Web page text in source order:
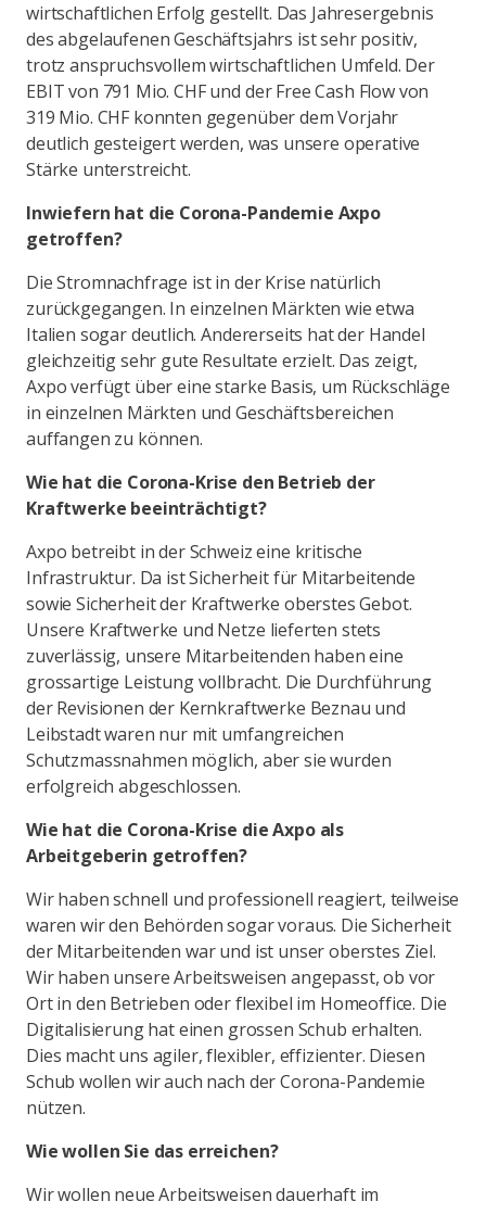
wirtschaftlichen Erfolg gestellt. Das Jahresergebnis
des abgelaufenen Geschäftsjahrs ist sehr positiv,
trotz anspruchsvollem wirtschaftlichen Umfeld. Der
EBIT von 791 Mio. CHF und der Free Cash Flow von
319 Mio. CHF konnten gegenüber dem Vorjahr
deutlich gesteigert werden, was unsere operative
Stärke unterstreicht.
Inwiefern hat die Corona-Pandemie Axpo
getroffen?
Die Stromnachfrage ist in der Krise natürlich
zurückgegangen. In einzelnen Märkten wie etwa
Italien sogar deutlich. Andererseits hat der Handel
gleichzeitig sehr gute Resultate erzielt. Das zeigt,
Axpo verfügt über eine starke Basis, um Rückschläge
in einzelnen Märkten und Geschäftsbereichen
auffangen zu können.
Wie hat die Corona-Krise den Betrieb der
Kraftwerke beeinträchtigt?
Axpo betreibt in der Schweiz eine kritische
Infrastruktur. Da ist Sicherheit für Mitarbeitende
sowie Sicherheit der Kraftwerke oberstes Gebot.
Unsere Kraftwerke und Netze lieferten stets
zuverlässig, unsere Mitarbeitenden haben eine
grossartige Leistung vollbracht. Die Durchführung
der Revisionen der Kernkraftwerke Beznau und
Leibstadt waren nur mit umfangreichen
Schutzmassnahmen möglich, aber sie wurden
erfolgreich abgeschlossen.
Wie hat die Corona-Krise die Axpo als
Arbeitgeberin getroffen?
Wir haben schnell und professionell reagiert, teilweise
waren wir den Behörden sogar voraus. Die Sicherheit
der Mitarbeitenden war und ist unser oberstes Ziel.
Wir haben unsere Arbeitsweisen angepasst, ob vor
Ort in den Betrieben oder flexibel im Homeoffice. Die
Digitalisierung hat einen grossen Schub erhalten.
Dies macht uns agiler, flexibler, effizienter. Diesen
Schub wollen wir auch nach der Corona-Pandemie
nützen.
Wie wollen Sie das erreichen?
Wir wollen neue Arbeitsweisen dauerhaft im